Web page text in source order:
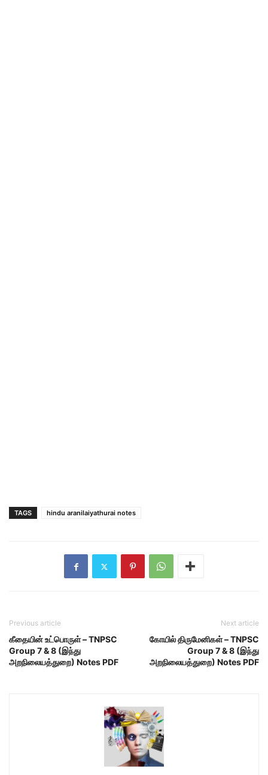
TAGS hindu aranilaiyathurai notes
Previous article
கீதையின் உட்பொருள் – TNPSC
Group 7 & 8 (இந்து
அறநிலையத்துறை) Notes PDF
Next article
கோயில் திருமேனிகள் – TNPSC
Group 7 & 8 (இந்து
அறநிலையத்துறை) Notes PDF